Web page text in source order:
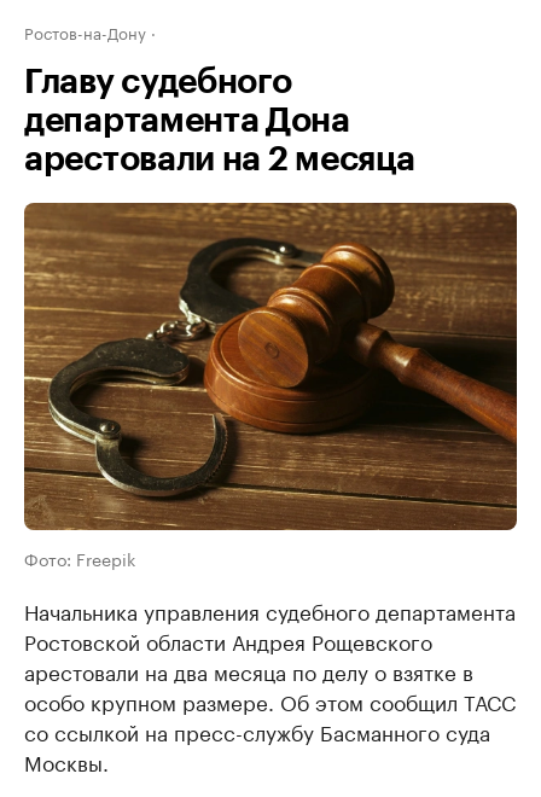
Ростов-на-Дону
Главу судебного
департамента Дона
арестовали на 2 месяца
Фото: Freepik
Начальника управления судебного департамента
Ростовской области Андрея Рощевского
арестовали на два месяца по делу о взятке в
особо крупном размере. Об этом сообщил ТАСС
со ссылкой на пресс-службу Басманного суда
Москвы.